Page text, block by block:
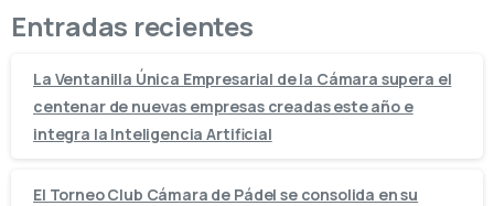
Entradas recientes
La Ventanilla Única Empresarial de la Cámara supera el
centenar de nuevas empresas creadas este año e
integra la Inteligencia Artificial
El Torneo Club Cámara de Pádel se consolida en su